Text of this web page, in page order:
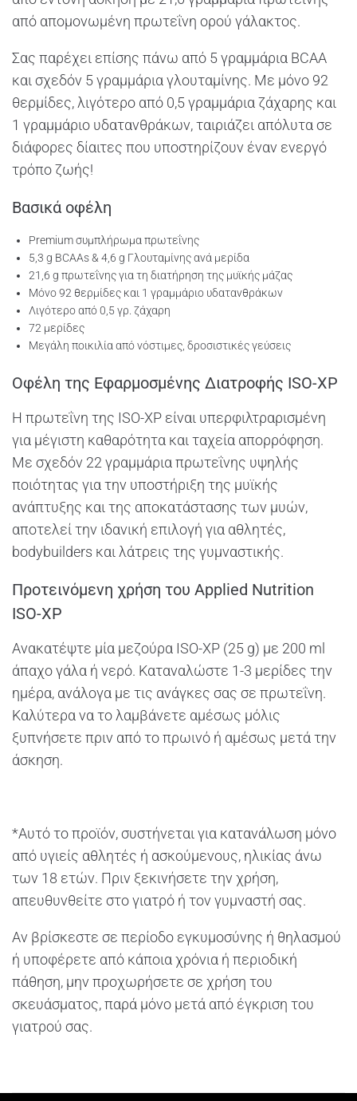
από απομονωμένη πρωτεΐνη ορού γάλακτος.
Σας παρέχει επίσης πάνω από 5 γραμμάρια BCAA
και σχεδόν 5 γραμμάρια γλουταμίνης. Με μόνο 92
θερμίδες, λιγότερο από 0,5 γραμμάρια ζάχαρης και
1 γραμμάριο υδατανθράκων, ταιριάζει απόλυτα σε
διάφορες δίαιτες που υποστηρίζουν έναν ενεργό
τρόπο ζωής!
Βασικά οφέλη
Premium συμπλήρωμα πρωτεΐνης
5,3 g BCAAs & 4,6 g Γλουταμίνης ανά μερίδα
21,6 g πρωτεΐνης για τη διατήρηση της μυϊκής μάζας
Μόνο 92 θερμίδες και 1 γραμμάριο υδατανθράκων
Λιγότερο από 0,5 γρ. ζάχαρη
72 μερίδες
Μεγάλη ποικιλία από νόστιμες, δροσιστικές γεύσεις
Οφέλη της Εφαρμοσμένης Διατροφής ISO-XP
Η πρωτεΐνη της ISO-XP είναι υπερφιλτραρισμένη
για μέγιστη καθαρότητα και ταχεία απορρόφηση.
Με σχεδόν 22 γραμμάρια πρωτεΐνης υψηλής
ποιότητας για την υποστήριξη της μυϊκής
ανάπτυξης και της αποκατάστασης των μυών,
αποτελεί την ιδανική επιλογή για αθλητές,
bodybuilders και λάτρεις της γυμναστικής.
Προτεινόμενη χρήση του Applied Nutrition
ISO-XP
Ανακατέψτε μία μεζούρα ISO-XP (25 g) με 200 ml
άπαχο γάλα ή νερό. Καταναλώστε 1-3 μερίδες την
ημέρα, ανάλογα με τις ανάγκες σας σε πρωτεΐνη.
Καλύτερα να το λαμβάνετε αμέσως μόλις
ξυπνήσετε πριν από το πρωινό ή αμέσως μετά την
άσκηση.
*Αυτό το προϊόν, συστήνεται για κατανάλωση μόνο
από υγιείς αθλητές ή ασκούμενους, ηλικίας άνω
των 18 ετών. Πριν ξεκινήσετε την χρήση,
απευθυνθείτε στο γιατρό ή τον γυμναστή σας.
Αν βρίσκεστε σε περίοδο εγκυμοσύνης ή θηλασμού
ή υποφέρετε από κάποια χρόνια ή περιοδική
πάθηση, μην προχωρήσετε σε χρήση του
σκευάσματος, παρά μόνο μετά από έγκριση του
γιατρού σας.